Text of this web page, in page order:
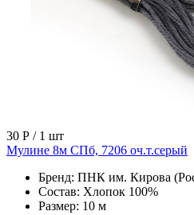
30 Р / 1 шт
Мулине 8м СПб, 7206 оч.т.серый
Бренд: ПНК им. Кирова
Состав: Хлопок 100%
Размер: 10 м